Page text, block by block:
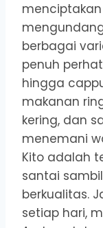
berbagai
penuh
hingga
makanan
kering, dan
menemani
Kito adalah
santai
berkualitas.
setiap hari,